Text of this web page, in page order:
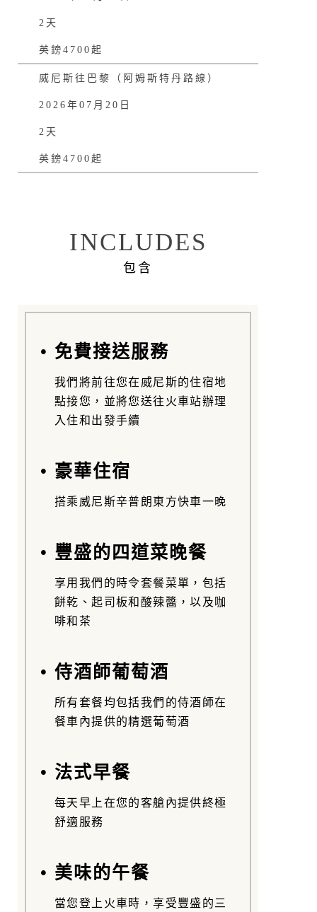
2天
英鎊4700起
威尼斯往巴黎（阿姆斯特丹路線）
2026年07月20日
2天
英鎊4700起
INCLUDES
包含
• 免費接送服務
我們將前往您在威尼斯的住宿地
點接您，並將您送往火車站辦理
入住和出發手續
• 豪華住宿
搭乘威尼斯辛普朗東方快車一晚
• 豐盛的四道菜晚餐
享用我們的時令套餐菜單，包括
餅乾、起司板和酸辣醬，以及咖
啡和茶
• 侍酒師葡萄酒
所有套餐均包括我們的侍酒師在
餐車內提供的精選葡萄酒
• 法式早餐
每天早上在您的客艙內提供終極
舒適服務
• 美味的午餐
當您登上火車時，享受豐盛的三